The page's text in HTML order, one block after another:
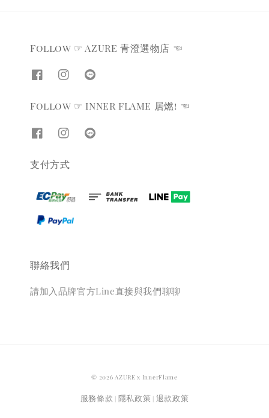
Follow ☞ AZURE 青澄選物店 ☜
Follow ☞ INNER FLAME 居燃! ☜
支付方式
聯絡我們
請加入品牌官方Line直接與我們聊聊
© 2026 AZURE x InnerFlame
服務條款 | 隱私政策 | 退款政策